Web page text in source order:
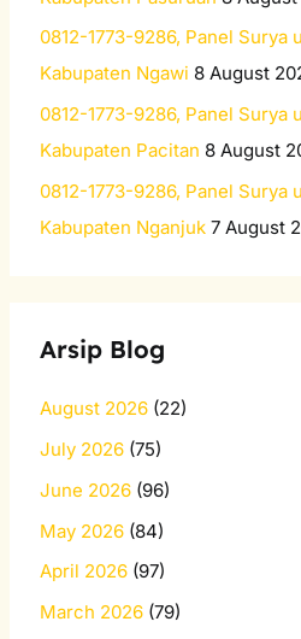
0812-1773-9286, Panel Surya
Kabupaten Ngawi 8 August
0812-1773-9286, Panel Surya
Kabupaten Pacitan 8 August
0812-1773-9286, Panel Surya
Kabupaten Nganjuk 7 August
Arsip Blog
August 2026 (22)
July 2026 (75)
June 2026 (96)
May 2026 (84)
April 2026 (97)
March 2026 (79)